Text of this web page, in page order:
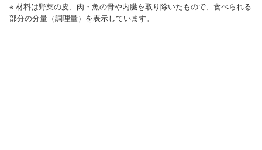
※ 材料は野菜の皮、肉・魚の骨や内臓を取り除いたもので、食べられる
部分の分量（調理量）を表示しています。